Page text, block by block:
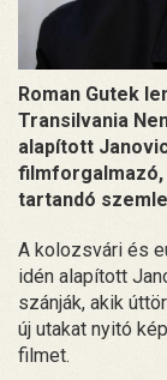
Roman Gutek
Transilvania
alapított
filmforgalmazó,
tartandó
A kolozsvári és
idén alapított
szánják, akik
új utakat nyitó
filmet.